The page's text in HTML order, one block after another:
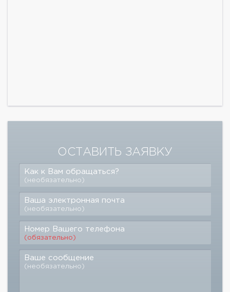
ОСТАВИТЬ ЗАЯВКУ
Как к Вам обращаться?
(необязательно)
Ваша электронная почта
(необязательно)
Номер Вашего телефона
(обязательно)
Ваше сообщение
(необязательно)